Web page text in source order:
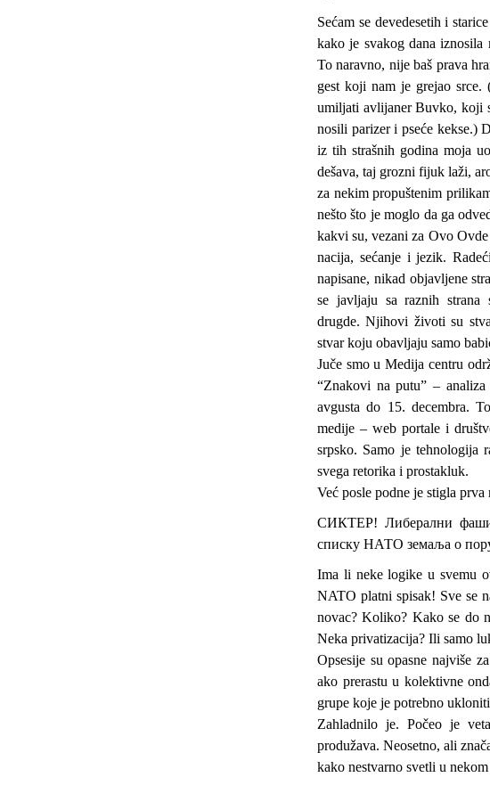
Sećam se devedesetih i
kako je svakog dana
To naravno, nije baš prava
gest koji nam je grejao
umiljati avlijaner Buvko, koji
nosili parizer i pseće kekse.)
iz tih strašnih godina moja
dešava, taj grozni fijuk laži,
za nekim propuštenim
nešto što je moglo da ga
kakvi su, vezani za Ovo
nacija, sećanje i jezik.
napisane, nikad objavljene
se javljaju sa raznih
drugde. Njihovi životi su
stvar koju obavljaju samo
Juče smo u Medija centru
“Znakovi na putu” –
avgusta do 15. decembra.
medije – web portale i
srpsko. Samo je tehnologija
svega retorika i prostakluk.
Već posle podne je stigla prva
СИКТЕР! Либерални
списку НАТО земаља о
Ima li neke logike u svemu
NATO platni spisak! Sve se
novac? Koliko? Kako se do
Neka privatizacija? Ili samo
Opsesije su opasne najviše
ako prerastu u kolektivne
grupe koje je potrebno
Zahladnilo je. Počeo je
produžava. Neosetno, ali
kako nestvarno svetli u